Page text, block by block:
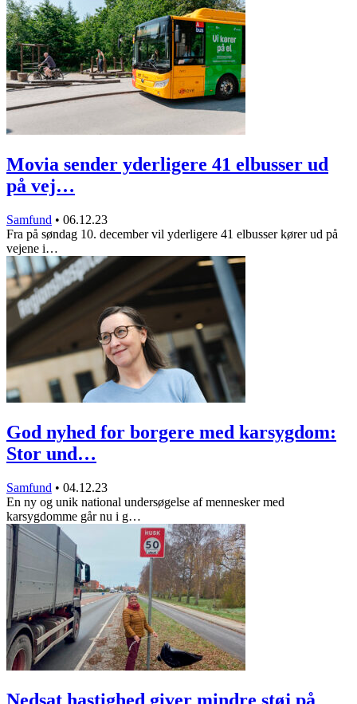
Movia sender yderligere 41 elbusser ud
på vej…
Samfund • 06.12.23
Fra på søndag 10. december vil yderligere 41 elbusser kører ud på
vejene i…
God nyhed for borgere med karsygdom:
Stor und…
Samfund • 04.12.23
En ny og unik national undersøgelse af mennesker med
karsygdomme går nu i g…
Nedsat hastighed giver mindre støj på